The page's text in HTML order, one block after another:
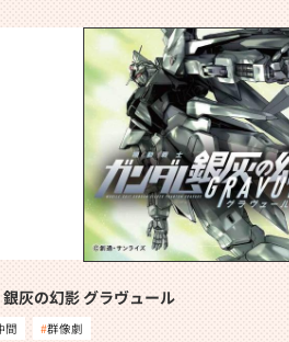
灰の幻影 グラヴュール
間 群像劇